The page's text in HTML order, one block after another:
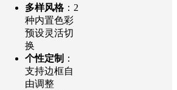
多样风格：2
种内置色彩
预设灵活切
换
个性定制 ：
支持边框自
由调整